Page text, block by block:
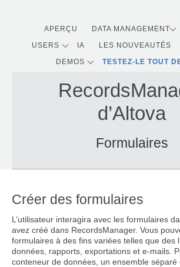
APERÇU DATA MANAGEMENT
USERS
IA LES NOUVEAUTÉS
DEMOS
TESTEZ-LE TOUT
d’Altova
Formulaires
Créer des formulaires
L’utilisateur interagira avec les formulaires
avez créé dans RecordsManager. Vous
formulaires à des fins variées telles que des
données, rapports, exportations et e-mails.
conteneur de données, un ensemble séparé